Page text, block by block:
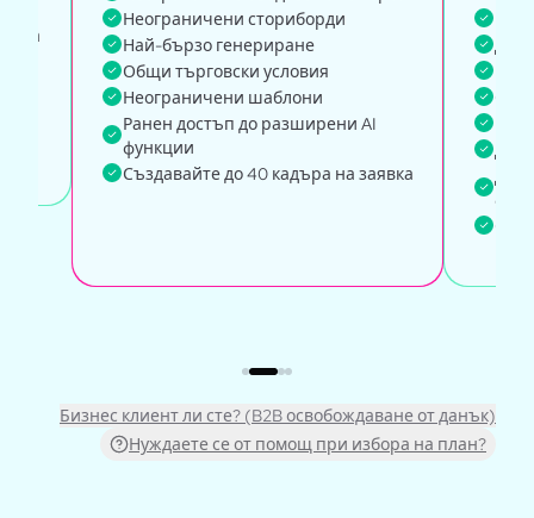
Неограничени сториборди
Най-бързо генериране
Общи търговски условия
Неограничени шаблони
Ранен достъп до разширени AI
функции
Създавайте до 40 кадъра на заявка
Бизнес клиент ли сте? (B2B освобождаване от данък)
Нуждаете се от помощ при избора на план?